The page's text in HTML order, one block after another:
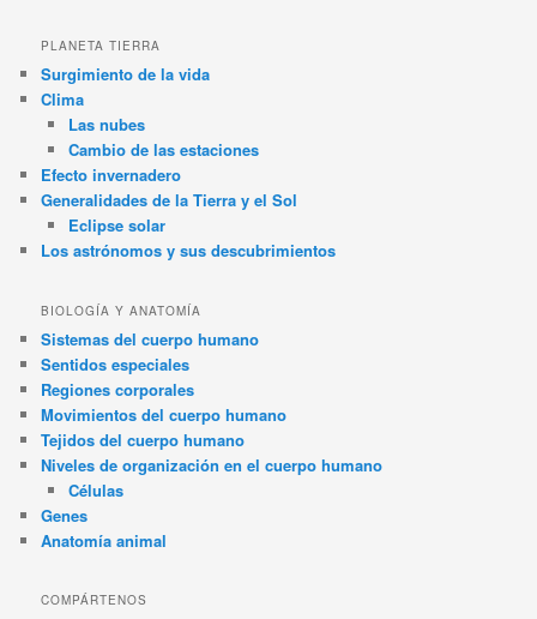
PLANETA TIERRA
Surgimiento de la vida
Clima
Las nubes
Cambio de las estaciones
Efecto invernadero
Generalidades de la Tierra y el Sol
Eclipse solar
Los astrónomos y sus descubrimientos
BIOLOGÍA Y ANATOMÍA
Sistemas del cuerpo humano
Sentidos especiales
Regiones corporales
Movimientos del cuerpo humano
Tejidos del cuerpo humano
Niveles de organización en el cuerpo humano
Células
Genes
Anatomía animal
COMPÁRTENOS